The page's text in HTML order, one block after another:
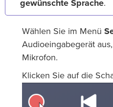
gewünschte Sprache.
Wählen Sie im Menü
Audioeingabegerät
Mikrofon.
Klicken Sie auf die